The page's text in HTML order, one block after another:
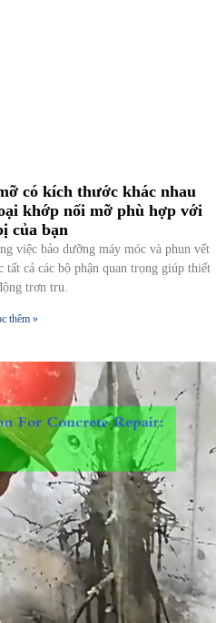
có kích thước khác nhau
khớp nối mỡ phù hợp với
của bạn
việc bảo dưỡng máy móc và phun vết
cả các bộ phận quan trọng giúp thiết
trơn tru.
thêm »